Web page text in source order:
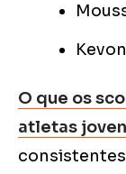
O que os
atletas